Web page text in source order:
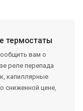
термостаты
вам о
реле перепада
капиллярные
сниженной цене,